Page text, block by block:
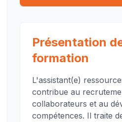
Présentation
formation
L'assistant(e)
contribue au
collaborateurs et au
compétences. Il traite